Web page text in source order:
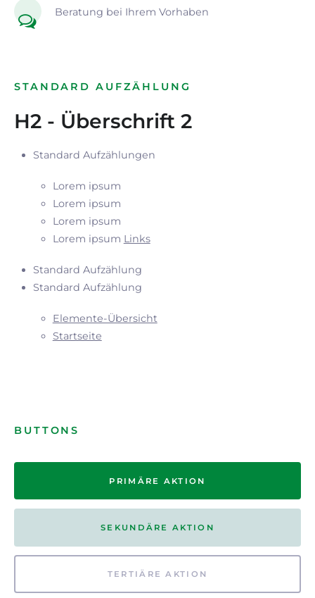
Beratung bei Ihrem Vorhaben
STANDARD AUFZÄHLUNG
H2 - Überschrift 2
Standard Aufzählungen
Lorem ipsum
Lorem ipsum
Lorem ipsum
Lorem ipsum Links
Standard Aufzählung
Standard Aufzählung
Elemente-Übersicht
Startseite
BUTTONS
PRIMÄRE AKTION
SEKUNDÄRE AKTION
TERTIÄRE AKTION